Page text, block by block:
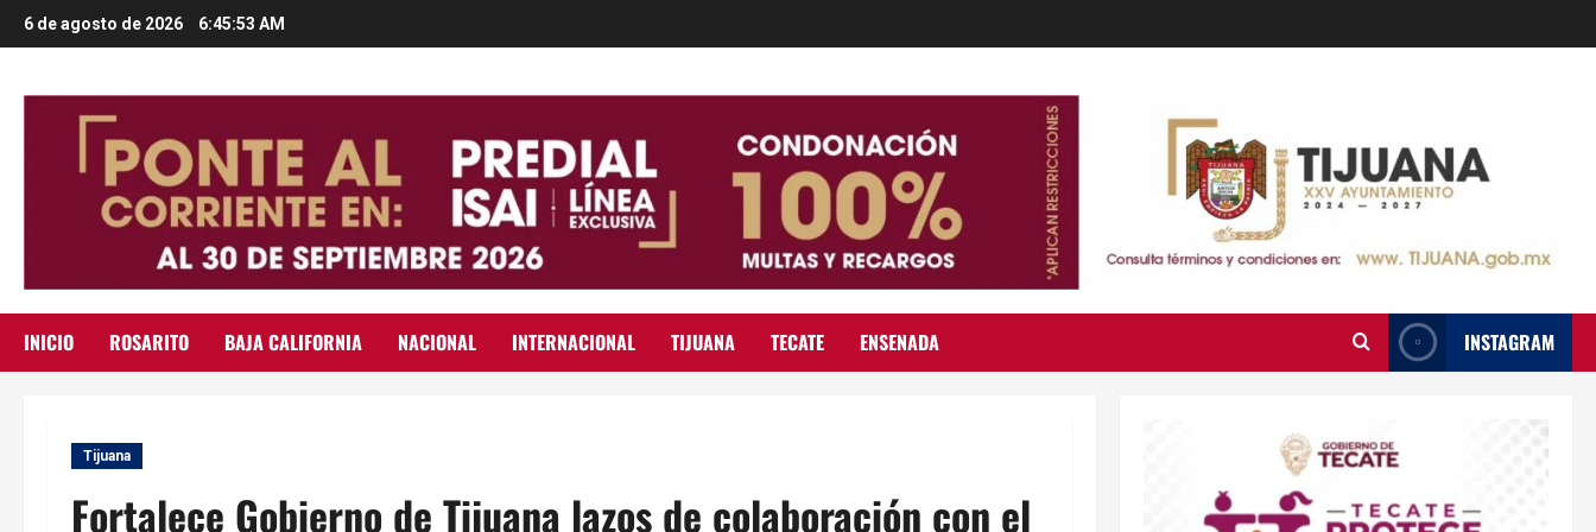
Saltar
al
6 de agosto de 2026 6:45:54 AM
INICIO ROSARITO BAJA CALIFORNIA NACIONAL INTERNACIONAL TIJUANA TECATE ENSENADA INSTAGRAM
Tijuana
Fortalece Gobierno de Tijuana lazos de colaboración con el